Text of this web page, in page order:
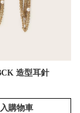
造型耳針
購物車